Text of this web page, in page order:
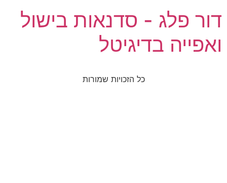
דור פלג - סדנאות בישול
ואפייה בדיגיטל
כל הזכויות שמורות